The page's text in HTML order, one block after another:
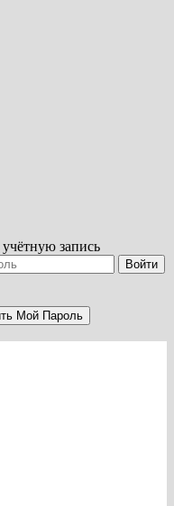
запись